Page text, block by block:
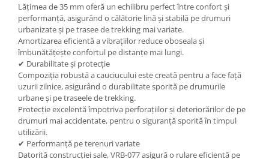
Lățimea de 35 mm oferă un echilibru perfect între confort și
performanță, asigurând o călătorie lină și stabilă pe drumuri
urbanizate și pe trasee de trekking mai variate.
Amortizarea eficientă a vibrațiilor reduce oboseala și
îmbunătățește confortul pe distanțe mai lungi.
✔ Durabilitate și protecție
Compoziția robustă a cauciucului este creată pentru a face față
uzurii zilnice, asigurând o durabilitate sporită pe drumurile
urbane și pe traseele de trekking.
Protecție excelentă împotriva perforațiilor și deteriorărilor de pe
drumuri mai accidentate, pentru o siguranță sporită în timpul
utilizării.
✔ Performanță pe terenuri variate
Datorită construcției sale, VRB-077 asigură o rulare eficientă pe